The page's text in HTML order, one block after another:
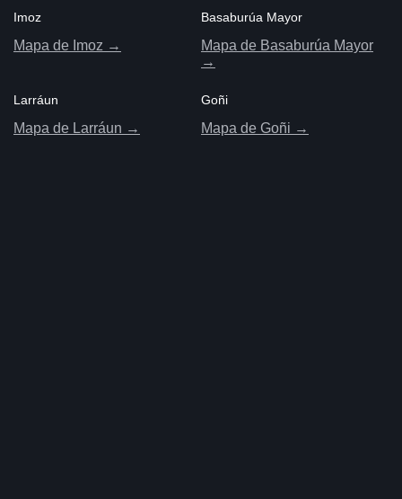
Imoz
Mapa de Imoz →
Basaburúa Mayor
Mapa de Basaburúa Mayor
→
Larráun
Mapa de Larráun →
Goñi
Mapa de Goñi →